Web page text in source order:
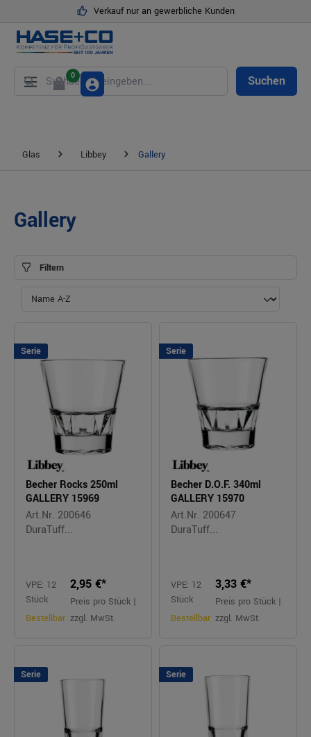
Verkauf nur an gewerbliche Kunden
Suchen
0
Glas Libbey Gallery
Gallery
Filtern
Serie
Becher Rocks 250ml
GALLERY 15969
Art.Nr. 200646
DuraTuff...
VPE: 12
Stück
Bestellbar
2,95 €*
Preis pro Stück |
zzgl. MwSt.
Serie
Becher D.O.F. 340ml
GALLERY 15970
Art.Nr. 200647
DuraTuff...
VPE: 12
Stück
Bestellbar
3,33 €*
Preis pro Stück |
zzgl. MwSt.
Serie Serie